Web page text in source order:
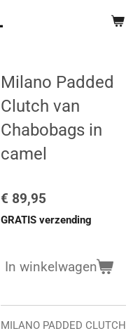
Milano Padded
Clutch van
Chabobags in
camel
€ 89,95
GRATIS verzending
In winkelwagen
MILANO PADDED CLUTCH